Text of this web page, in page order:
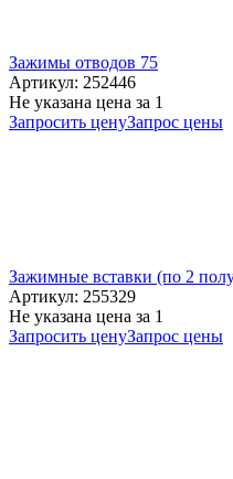
Зажимы отводов 75
Артикул: 252446
Не указана цена за 1
Запросить ценуЗапрос цены
Зажимные вставки (по 2
Артикул: 255329
Не указана цена за 1
Запросить ценуЗапрос цены